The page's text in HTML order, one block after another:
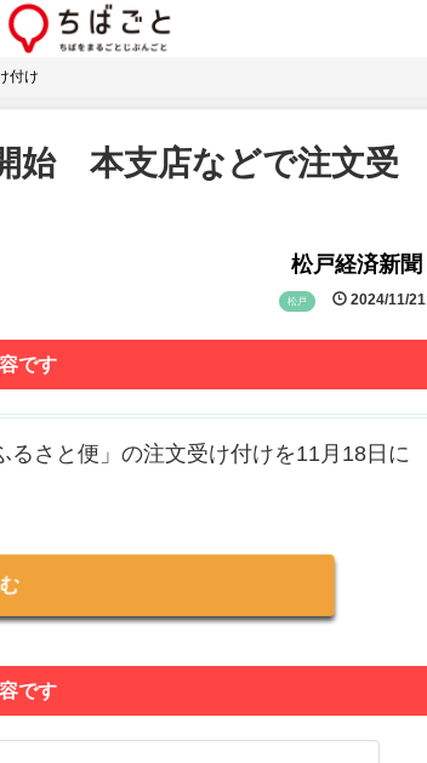
付け
始 本支店などで注文受
松戸経済新聞
松戸 2024/11/21
です
さと便」の注文受け付けを11月18日に
です